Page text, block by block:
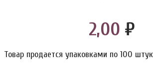
2,00 ₽
Товар продается упаковками по 100 штук